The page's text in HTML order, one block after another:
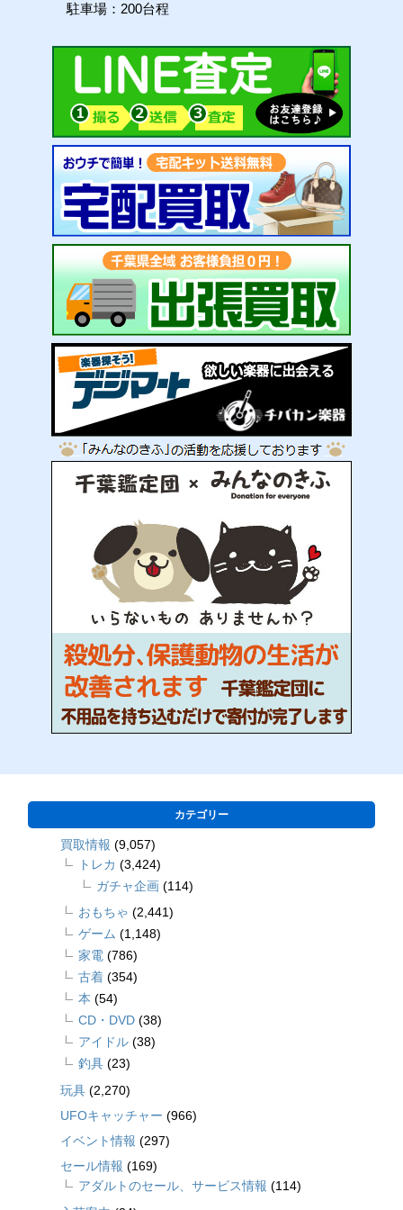
駐車場：200台程
カテゴリー
買取情報 (9,057)
トレカ (3,424)
ガチャ企画 (114)
おもちゃ (2,441)
ゲーム (1,148)
家電 (786)
古着 (354)
本 (54)
CD・DVD (38)
アイドル (38)
釣具 (23)
玩具 (2,270)
UFOキャッチャー (966)
イベント情報 (297)
セール情報 (169)
アダルトのセール、サービス情報 (114)